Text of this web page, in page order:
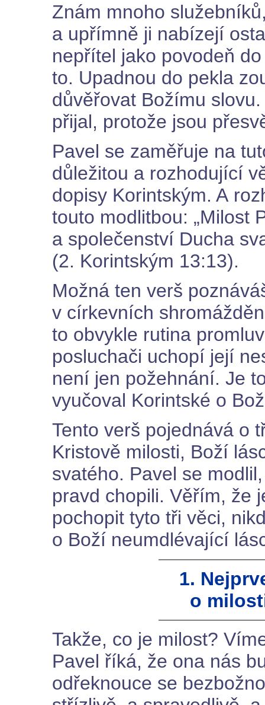
Znám mnoho
a upřímně ji nabízejí
nepřítel jako povodeň
to. Upadnou do pekla
důvěřovat Božímu
přijal, protože jsou
Pavel se zaměřuje na
důležitou a rozhodující
dopisy Korintským. A
touto modlitbou: „Milost
a společenství Ducha
(2. Korintským 13:13).
Možná ten verš
v církevních
to obvykle rutina
posluchači uchopí její
není jen požehnání. Je
vyučoval Korintské o
Tento verš pojednává o
Kristově milosti, Boží
svatého. Pavel se
pravd chopili. Věřím, že
pochopit tyto tři věci,
o Boží neumdlévající
1.
o
Takže, co je milost?
Pavel říká, že ona nás
odřeknouce se